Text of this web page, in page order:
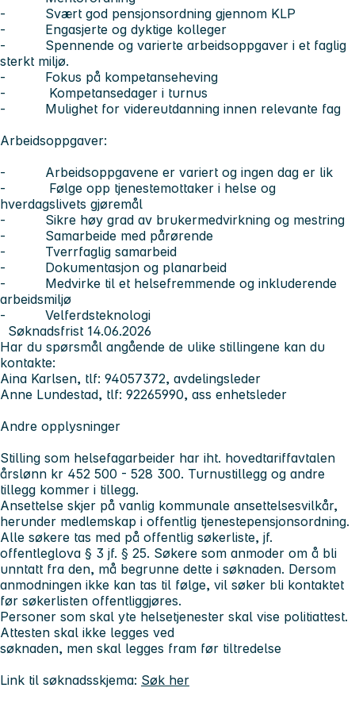
- Svært god pensjonsordning gjennom KLP
- Engasjerte og dyktige kolleger
- Spennende og varierte arbeidsoppgaver i et faglig
sterkt miljø.
- Fokus på kompetanseheving
- Kompetansedager i turnus
- Mulighet for videreutdanning innen relevante fag
Arbeidsoppgaver:
- Arbeidsoppgavene er variert og ingen dag er lik
- Følge opp tjenestemottaker i helse og
hverdagslivets gjøremål
- Sikre høy grad av brukermedvirkning og mestring
- Samarbeide med pårørende
- Tverrfaglig samarbeid
- Dokumentasjon og planarbeid
- Medvirke til et helsefremmende og inkluderende
arbeidsmiljø
- Velferdsteknologi
Søknadsfrist 14.06.2026
Har du spørsmål angående de ulike stillingene kan du
kontakte:
Aina Karlsen, tlf: 94057372, avdelingsleder
Anne Lundestad, tlf: 92265990, ass enhetsleder
Andre opplysninger
Stilling som helsefagarbeider har iht. hovedtariffavtalen
årslønn kr 452 500 - 528 300. Turnustillegg og andre
tillegg kommer i tillegg.
Ansettelse skjer på vanlig kommunale ansettelsesvilkår,
herunder medlemskap i offentlig tjenestepensjonsordning.
Alle søkere tas med på offentlig søkerliste, jf.
offentleglova § 3 jf. § 25. Søkere som anmoder om å bli
unntatt fra den, må begrunne dette i søknaden. Dersom
anmodningen ikke kan tas til følge, vil søker bli kontaktet
før søkerlisten offentliggjøres.
Personer som skal yte helsetjenester skal vise politiattest.
Attesten skal ikke legges ved
søknaden, men skal legges fram før tiltredelse
Link til søknadsskjema: Søk her